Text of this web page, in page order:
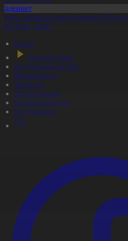
архивтің құрылғанына 20 жыл
20:03
Басты
Тікелей эфир
Бағдарлама кестесі
Жаңалықтар
Жобалар
Телехикаялар
Мультсериалдар
Видеоархив